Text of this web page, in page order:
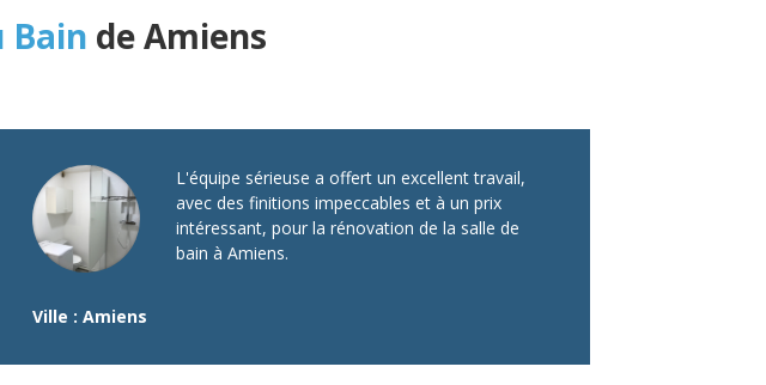
Bain de Amiens
L'équipe sérieuse a offert un excellent travail,
avec des finitions impeccables et à un prix
intéressant, pour la rénovation de la salle de
bain à Amiens.
Ville : Amiens